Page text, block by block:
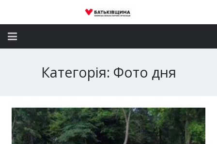
Депутатський корпус
Категорія: Фото дня